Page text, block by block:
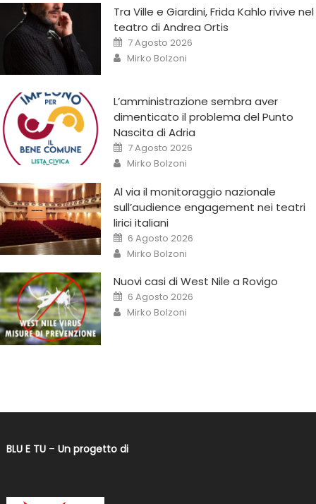
Tra Ville e Giardini, Frida Kahlo rivive nel
teatro di Andrea Ortis
7 Agosto 2026
Mirko Bolzoni
L’amministrazione sembra aver
dimenticato il problema del Punto
Nascita di Adria
7 Agosto 2026
Mirko Bolzoni
Al via il monitoraggio nazionale
sull’audience engagement nei teatri
lirici italiani
6 Agosto 2026
Mirko Bolzoni
Nuovi casi di West Nile a Rovigo
6 Agosto 2026
Mirko Bolzoni
BLU E TU– Un progetto di